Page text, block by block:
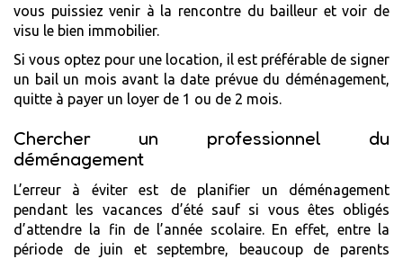
vous puissiez venir à la rencontre du bailleur et voir de
visu le bien immobilier.
Si vous optez pour une location, il est préférable de signer
un bail un mois avant la date prévue du déménagement,
quitte à payer un loyer de 1 ou de 2 mois.
Chercher un professionnel du
déménagement
L’erreur à éviter est de planifier un déménagement
pendant les vacances d’été sauf si vous êtes obligés
d’attendre la fin de l’année scolaire. En effet, entre la
période de juin et septembre, beaucoup de parents